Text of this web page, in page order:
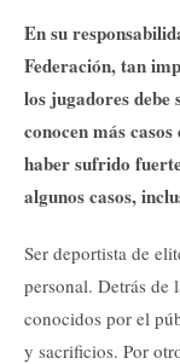
En su
Federación, tan
los jugadores debe
conocen más
haber sufrido
algunos casos,
Ser deportista de
personal. Detrás de
conocidos por el
y sacrificios. Por